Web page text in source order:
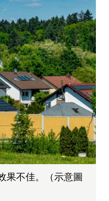
果不佳。（示意圖